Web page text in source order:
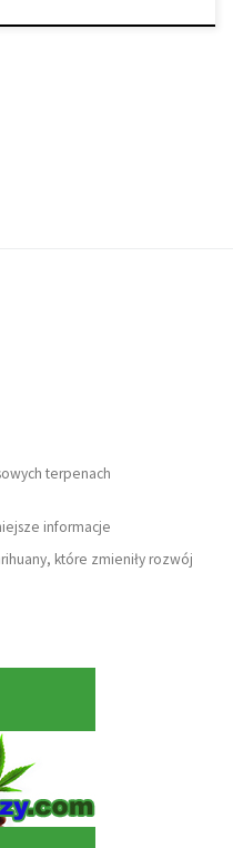
terpenach
informacje
które zmieniły rozwój